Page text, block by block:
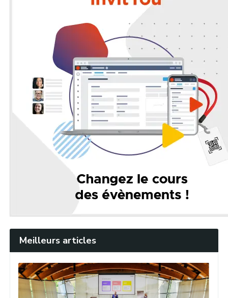
Meilleurs articles